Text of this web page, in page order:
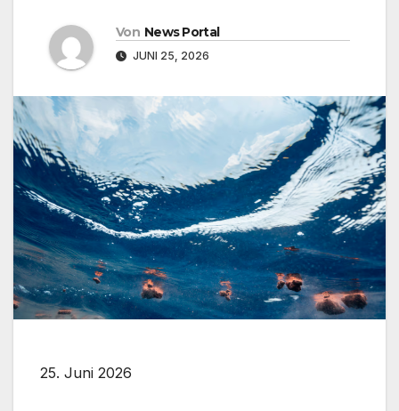
Von News Portal
JUNI 25, 2026
25. Juni 2026